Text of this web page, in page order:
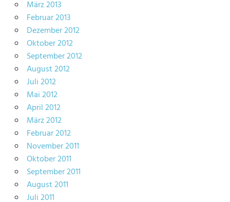
März 2013
Februar 2013
Dezember 2012
Oktober 2012
September 2012
August 2012
Juli 2012
Mai 2012
April 2012
März 2012
Februar 2012
November 2011
Oktober 2011
September 2011
August 2011
Juli 2011